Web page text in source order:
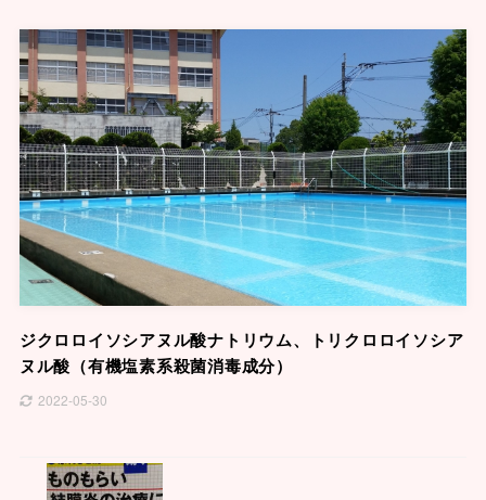
ジクロロイソシアヌル酸ナトリウム、トリクロロイソシア
ヌル酸（有機塩素系殺菌消毒成分）
2022-05-30